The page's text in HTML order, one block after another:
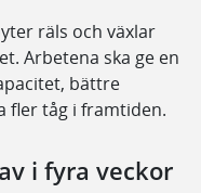
räls och växlar
Arbetena ska ge en
bättre
fler tåg i framtiden.
i fyra veckor